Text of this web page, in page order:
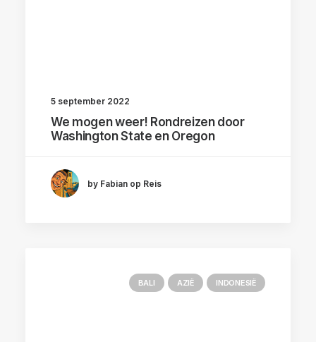
5 september 2022
We mogen weer! Rondreizen door
Washington State en Oregon
by Fabian op Reis
BALI AZIË INDONESIË